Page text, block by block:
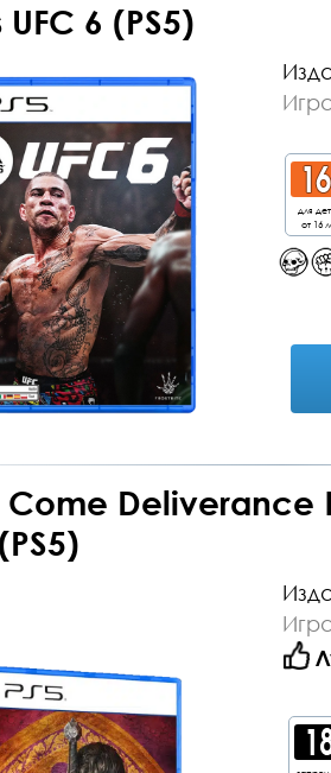
6 (PS5)
для
от 16
Deliverance